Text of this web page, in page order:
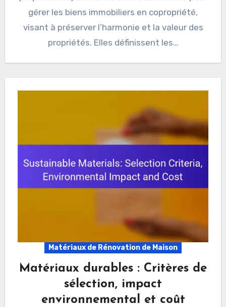
gérer les biens immobiliers en copropriété,
visant à préserver l’harmonie et la valeur des
propriétés. Elles définissent les…
Matériaux de Rénovation de Maison
Matériaux durables : Critères de
sélection, impact
environnemental et coût